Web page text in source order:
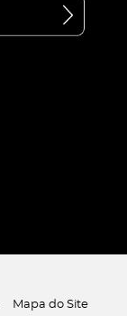
Mapa do Site